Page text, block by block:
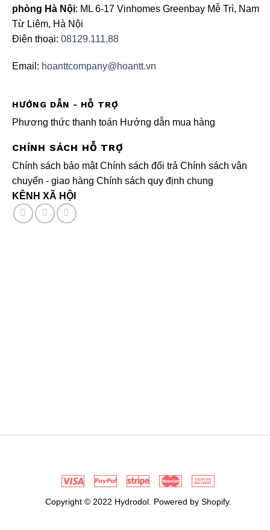
phòng Hà Nội: ML 6-17 Vinhomes Greenbay Mễ Trì, Nam
Từ Liêm, Hà Nội
Điện thoại: 08129.111.88
Email: hoanttcompany@hoantt.vn
HƯỚNG DẪN - HỖ TRỢ
Phương thức thanh toán Hướng dẫn mua hàng
CHÍNH SÁCH HỖ TRỢ
Chính sách bảo mật Chính sách đổi trả Chính sách vận
chuyển - giao hàng Chính sách quy định chung
KÊNH XÃ HỘI
Copyright © 2022 Hydrodol. Powered by Shopify.